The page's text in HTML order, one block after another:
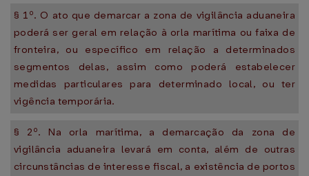
§ 1º. O ato que demarcar a zona de vigilância aduaneira
poderá ser geral em relação à orla marítima ou faixa de
fronteira, ou específico em relação a determinados
segmentos delas, assim como poderá estabelecer
medidas particulares para determinado local, ou ter
vigência temporária.
§ 2º. Na orla marítima, a demarcação da zona de
vigilância aduaneira levará em conta, além de outras
circunstâncias de interesse fiscal, a existência de portos